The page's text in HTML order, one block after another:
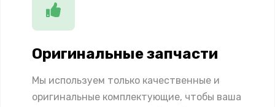
Оригинальные запчасти
Мы используем только качественные и
оригинальные комплектующие, чтобы ваша